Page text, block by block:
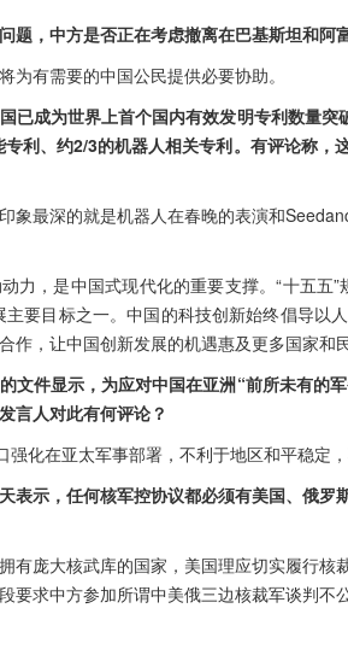
题，中方是否正在考虑撤离在巴基斯坦和阿
有需要的中国公民提供必要协助。
已成为世界上首个国内有效发明专利数量
利、约2/3的机器人相关专利。有评论称，
象最深的就是机器人在春晚的表演和
力，是中国式现代化的重要支撑。“十五五
要目标之一。中国的科技创新始终倡导以
，让中国创新发展的机遇惠及更多国家和民
文件显示，为应对中国在亚洲“前所未有的
言人对此有何评论？
强化在亚太军事部署，不利于地区和平稳定，
表示，任何核军控协议都必须有美国、俄
有庞大核武库的国家，美国理应切实履行
要求中方参加所谓中美俄三边核裁军谈判不